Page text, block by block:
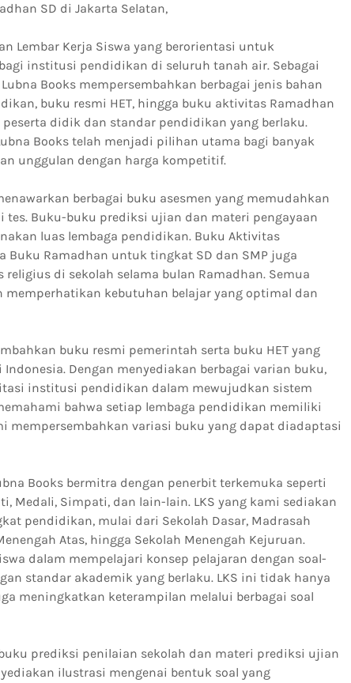
SD di Jakarta Selatan,
Lembar Kerja Siswa yang berorientasi untuk
institusi pendidikan di seluruh tanah air. Sebagai
Books mempersembahkan berbagai jenis bahan
buku resmi HET, hingga buku aktivitas Ramadhan
didik dan standar pendidikan yang berlaku.
Books telah menjadi pilihan utama bagi banyak
unggulan dengan harga kompetitif.
berbagai buku asesmen yang memudahkan
Buku-buku prediksi ujian dan materi pengayaan
luas lembaga pendidikan. Buku Aktivitas
Buku Ramadhan untuk tingkat SD dan SMP juga
di sekolah selama bulan Ramadhan. Semua
kebutuhan belajar yang optimal dan
buku resmi pemerintah serta buku HET yang
Dengan menyediakan berbagai varian buku,
institusi pendidikan dalam mewujudkan sistem
bahwa setiap lembaga pendidikan memiliki
mempersembahkan variasi buku yang dapat diadaptasi
Books bermitra dengan penerbit terkemuka seperti
Medali, Simpati, dan lain-lain. LKS yang kami sediakan
pendidikan, mulai dari Sekolah Dasar, Madrasah
Atas, hingga Sekolah Menengah Kejuruan.
dalam mempelajari konsep pelajaran dengan soal-
standar akademik yang berlaku. LKS ini tidak hanya
meningkatkan keterampilan melalui berbagai soal
prediksi penilaian sekolah dan materi prediksi ujian
ilustrasi mengenai bentuk soal yang